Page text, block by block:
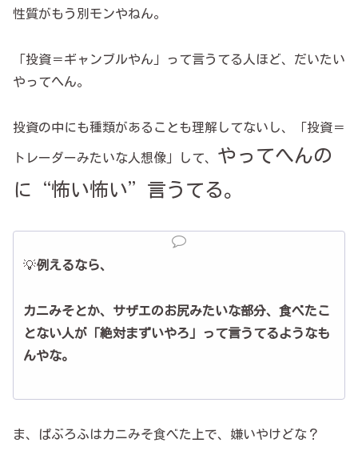
性質がもう別モンやねん。
「投資＝ギャンブルやん」って言うてる人ほど、だいたい
やってへん。
投資の中にも種類があることも理解してないし、「投資＝
トレーダーみたいな人想像」して、 やってへんの
に“怖い怖い”言うてる。
💡例えるなら、
カニみそとか、サザエのお尻みたいな部分、食べたこ
とない人が「絶対まずいやろ」って言うてるようなも
んやな。
ま、ぱぶろふはカニみそ食べた上で、嫌いやけどな？